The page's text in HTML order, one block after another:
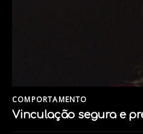
COMPORTAMENTO
Vinculação segura e